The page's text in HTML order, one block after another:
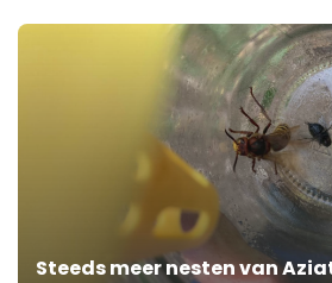
Steeds meer nesten van